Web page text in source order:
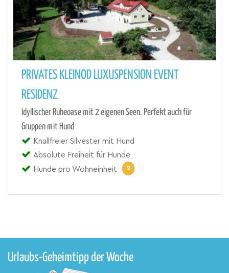
PRIVATES KLEINOD LUXUSPENSION EVENT
RESIDENZ
Idyllischer Ruheoase mit 2 eigenen Seen. Perfekt auch für
Gruppen mit Hund
Knallfreier Silvester mit Hund
Absolute Freiheit für Hunde
Hunde pro Wohneinheit
2
Urlaubs-Geheimtipp der Woche